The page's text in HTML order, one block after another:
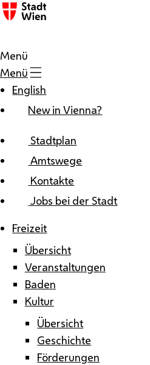
Zum Inhalt
Menü
Menü
English
New in Vienna?
Stadtplan
Amtswege
Kontakte
Jobs bei der Stadt
Freizeit
Übersicht
Veranstaltungen
Baden
Kultur
Übersicht
Geschichte
Förderungen